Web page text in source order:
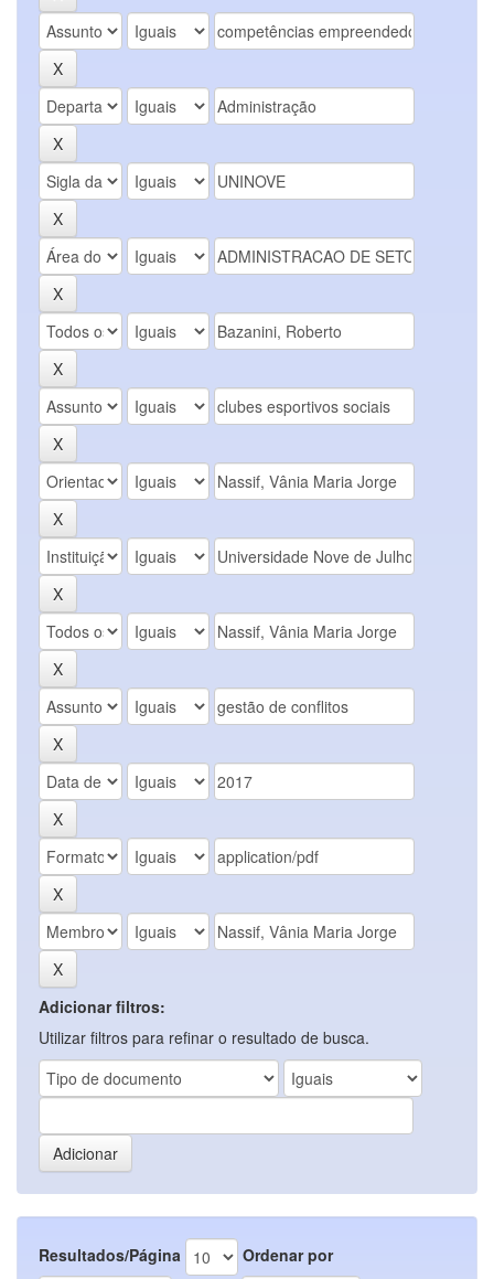
Adicionar filtros:
Utilizar filtros para refinar o resultado de busca.
Resultados/Página Ordenar por